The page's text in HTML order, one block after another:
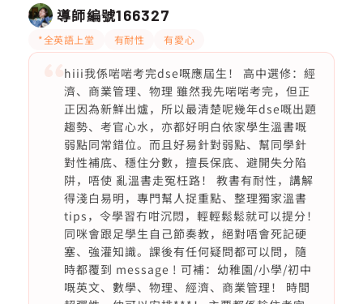
導師編號166327
*全英語上堂 有耐性 有愛心
hiii我係啱啱考完dse嘅應屆生！ 高中選修：經
濟、商業管理、物理 雖然我先啱啱考完，但正
正因為新鮮出爐，所以最清楚呢幾年dse嘅出題
趨勢、考官心水，亦都好明白依家學生溫書嘅
弱點同常錯位。而且好易針對弱點、幫同學針
對性補底、穩住分數，擅長保底、避開失分陷
阱，唔使 亂溫書走冤枉路！ 教書有耐性，講解
得淺白易明，專門幫人捉重點、整理獨家溫書
tips，令學習冇咁沉悶，輕輕鬆鬆就可以提分！
同咪會跟足學生自己節奏教，絕對唔會死記硬
塞、強灌知識。課後有任何疑問都可以問，隨
時都覆到 message ! 可補：幼稚園/小學/初中
嘅英文、數學、物理、經濟、商業管理！ 時間